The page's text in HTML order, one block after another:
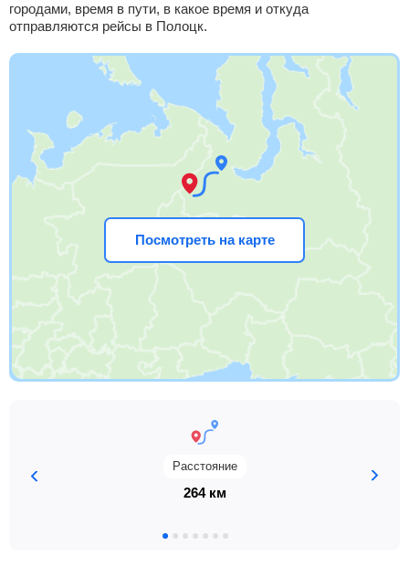
городами, время в пути, в какое время и откуда
отправляются рейсы в Полоцк.
Посмотреть на карте
Расстояние
264 км